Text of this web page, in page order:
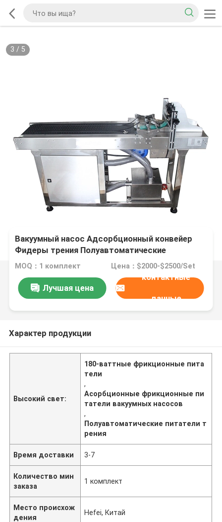
3 / 5
Вакуумный насос Адсорбционный конвейер
Фидеры трения Полуавтоматические
MOQ：1 комплект Цена：$2000-$2500/Set
Лучшая цена
контактные
данные
Характер продукции
Высокий свет:
180-ваттные фрикционные пита
тели
,
Асорбционные фрикционные пи
татели вакуумных насосов
,
Полуавтоматические питатели т
рения
Время доставки 3-7
Количество мин
заказа
1 комплект
Место происхож
дения
Hefei, Китай